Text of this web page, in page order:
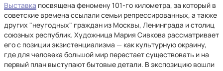
Выставка посвящена феномену 101-го километра, за который в
советские времена ссылали семьи репрессированных, а также
других "неугодных" граждан из Москвы, Ленинграда и столиц
союзных республик. Художница Мария Сивкова рассматривает
его с позиции экзистенциализма — как культурную окраину,
где для человека большой мир перестает существовать и на
первый план выступают бытовые детали. В экспозицию вошли